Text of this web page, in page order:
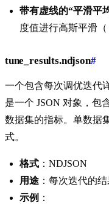
带有虚线的“平滑平
度值进行高斯平滑（
tune_results.ndjson#
一个包含每次调优迭代
是一个 JSON 对象，包
数据集的指标。单数据
式。
格式 ：NDJSON
用途 ：每次迭代的结
示例 ：